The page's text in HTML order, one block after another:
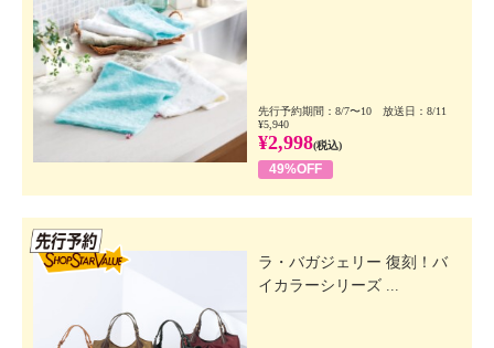
先行予約期間：8/7〜10 放送日：8/11
¥5,940
¥2,998(税込)
49%OFF
ラ・バガジェリー 復刻！バ
イカラーシリーズ ...